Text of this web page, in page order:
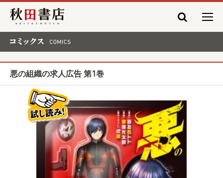
秋田書店
悪の組織の求人広告 第1巻